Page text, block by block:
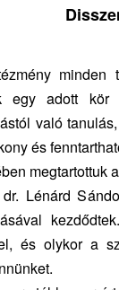
minden
egy adott kör
való
és
megtartottuk
Lénárd
és olykor a